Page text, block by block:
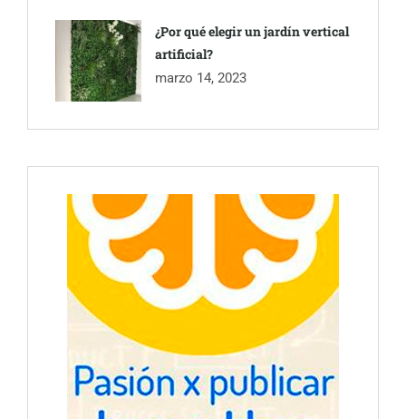
¿Por qué elegir un jardín vertical
artificial?
marzo 14, 2023